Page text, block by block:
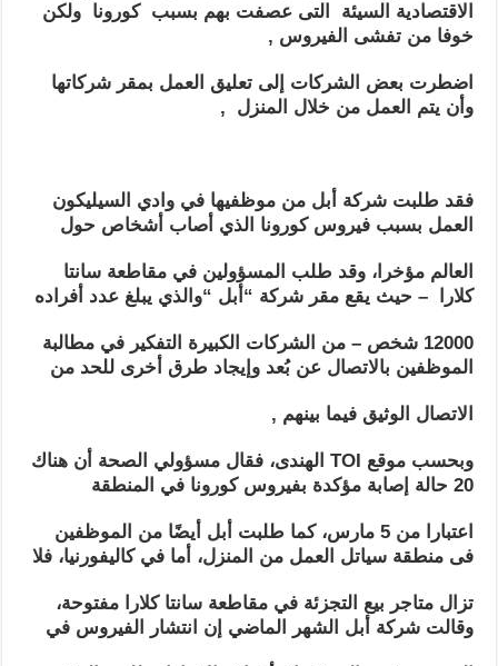
الاقتصادية السيئة التى عصفت بهم بسبب كورونا ولكن
خوفا من تفشى الفيروس ,
اضطرت بعض الشركات إلى تعليق العمل بمقر شركاتها
وأن يتم العمل من خلال المنزل ,
فقد طلبت شركة أبل من موظفيها في وادي السيليكون
العمل بسبب فيروس كورونا الذي أصاب أشخاص حول
العالم مؤخرا، وقد طلب المسؤولين في مقاطعة سانتا
كلارا – حيث يقع مقر شركة “أبل “والذي يبلغ عدد أفراده
12000 شخص – من الشركات الكبيرة التفكير في مطالبة
الموظفين بالاتصال عن بُعد وإيجاد طرق أخرى للحد من
الاتصال الوثيق فيما بينهم ,
وبحسب موقع TOI الهندى، فقال مسؤولي الصحة أن هناك
20 حالة إصابة مؤكدة بفيروس كورونا في المنطقة
اعتبارا من 5 مارس، كما طلبت أبل أيضًا من الموظفين
فى منطقة سياتل العمل من المنزل، أما في كاليفورنيا، فلا
تزال متاجر بيع التجزئة في مقاطعة سانتا كلارا مفتوحة،
وقالت شركة أبل الشهر الماضي إن انتشار الفيروس في